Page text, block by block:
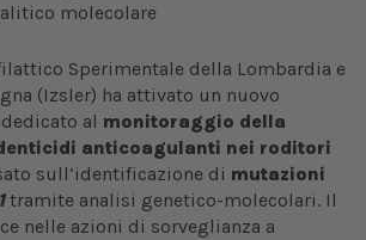
Sperimentale della Lombardia e
(Izsler) ha attivato un nuovo
al monitoraggio della
anticoagulanti nei roditori
sull’identificazione di mutazioni
tramite analisi genetico-molecolari. Il
nelle azioni di sorveglianza a